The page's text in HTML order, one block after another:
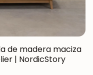
de madera maciza
| NordicStory